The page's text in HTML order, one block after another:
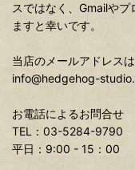
スではなく、Gmailや
ますと幸いです。
当店のメールアドレス
info@hedgehog-
お電話によるお問合せ
TEL：03-5284-9790
平日：9:00 - 15：00